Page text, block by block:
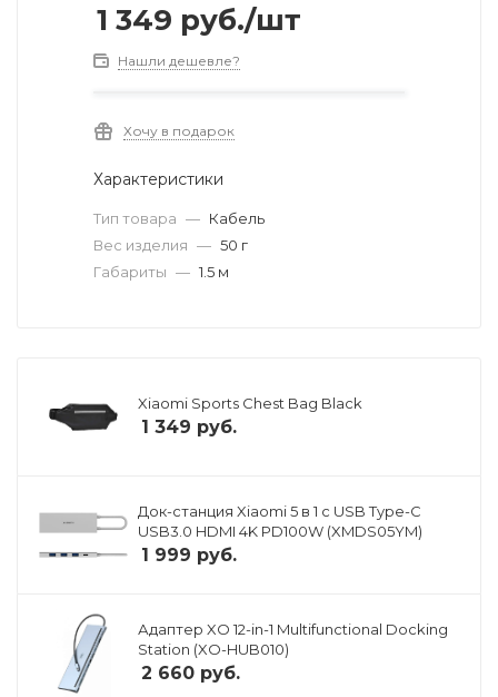
1 349 руб./шт
Нашли дешевле?
Хочу в подарок
Характеристики
Тип товара — Кабель
Вес изделия — 50 г
Габариты — 1.5 м
Xiaomi Sports Chest Bag Black
1 349 руб.
Док-станция Xiaomi 5 в 1 с USB Type-C
USB3.0 HDMI 4K PD100W (XMDS05YM)
1 999 руб.
Адаптер XO 12-in-1 Multifunctional Docking
Station (XO-HUB010)
2 660 руб.